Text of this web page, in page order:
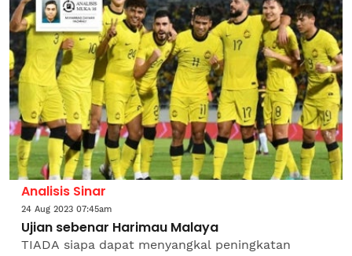
Analisis Sinar
24 Aug 2023 07:45am
Ujian sebenar Harimau Malaya
TIADA siapa dapat menyangkal peningkatan